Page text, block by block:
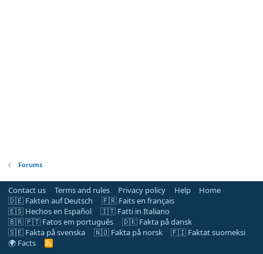
Forums
Contact us Terms and rules Privacy policy Help
Home
🇩🇪 Fakten auf Deutsch
🇫🇷 Faits en français
🇪🇸 Hechos en Español
🇮🇹 Fatti in Italiano
🇧🇷 🇵🇹 Fatos em português
🇩🇰 Fakta på dansk
🇸🇪 Fakta på svenska
🇳🇴 Fakta på norsk
🇫🇮 Faktat suomeksi
🌍 Facts
R